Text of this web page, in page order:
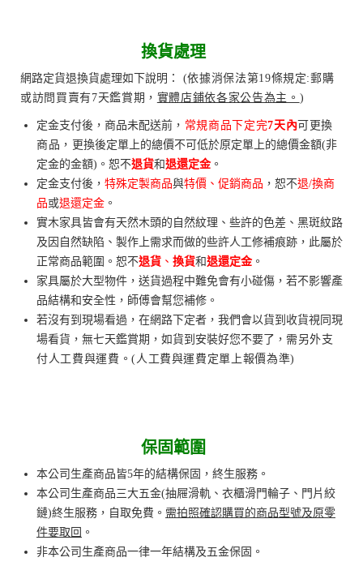
換貨處理
網路定貨退換貨處理如下說明：
(依據消保法第19條規定:郵購
或訪問買賣有7天鑑賞期， 實體店鋪依各家公告為主。 )
定金支付後，商品未配送前 ， 常規商品下定完7天內可更換
商品， 更換後定單上的總價不可低於原定單上的總價金額(非
定金的金額)。恕不退貨和退還定金。
定金支付後， 特殊定製商品與特價、促銷商品 ，恕不退/換商
品或退還定金 。
實木家具皆會有天然木頭的自然紋理、些許的色差、黑斑紋路
及因自然缺陷、製作上需求而做的些許人工修補痕跡，此屬於
正常商品範圍。恕不退貨 、 換貨和退還定金。
家具屬於大型物件，送貨過程中難免會有小碰傷，若不影響產
品結構和安全性，師傅會幫您補修。
若沒有到現場看過，在網路下定者，我們會以貨到收貨視同現
場看貨，無七天鑑賞期，如貨到安裝好您不要了， 需另外支
付人工費與運費。(人工費與運費 定單上報價為準)
保固範圍
本公司生產商品皆5年的結構保固，終生服務。
本公司生產商品三大五金(抽屜滑軌、衣櫃滑門輪子、門片絞
鏈)終生服務，自取免費。 需拍照確認購買的商品型號及原零
件要取回 。
非本公司生產商品一律一年結構及五金保固。